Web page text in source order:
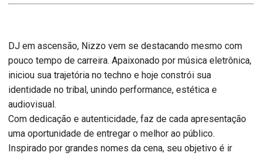
DJ em ascensão, Nizzo vem se destacando mesmo com
pouco tempo de carreira. Apaixonado por música eletrônica,
iniciou sua trajetória no techno e hoje constrói sua
identidade no tribal, unindo performance, estética e
audiovisual.
Com dedicação e autenticidade, faz de cada apresentação
uma oportunidade de entregar o melhor ao público.
Inspirado por grandes nomes da cena, seu objetivo é ir